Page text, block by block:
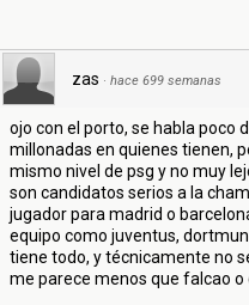
zas · hace 699 semanas
ojo con el porto, se habla poco
millonadas en quienes tienen,
mismo nivel de psg y no muy
son candidatos serios a la
jugador para madrid o
equipo como juventus,
tiene todo, y técnicamente no
me parece menos que falcao o